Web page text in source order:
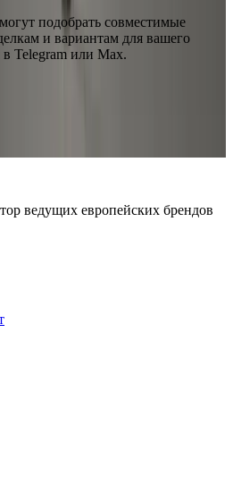
подобрать совместимые
и вариантам для вашего
Telegram или Max.
ведущих европейских брендов